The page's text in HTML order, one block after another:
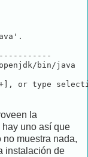
bin/java
la
uno así que
muestra nada,
instalación de